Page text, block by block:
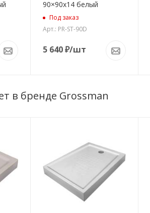
90×90x14 белый
Под заказ
Арт.: PR-ST-90D
5 640₽/шт
в бренде Grossman